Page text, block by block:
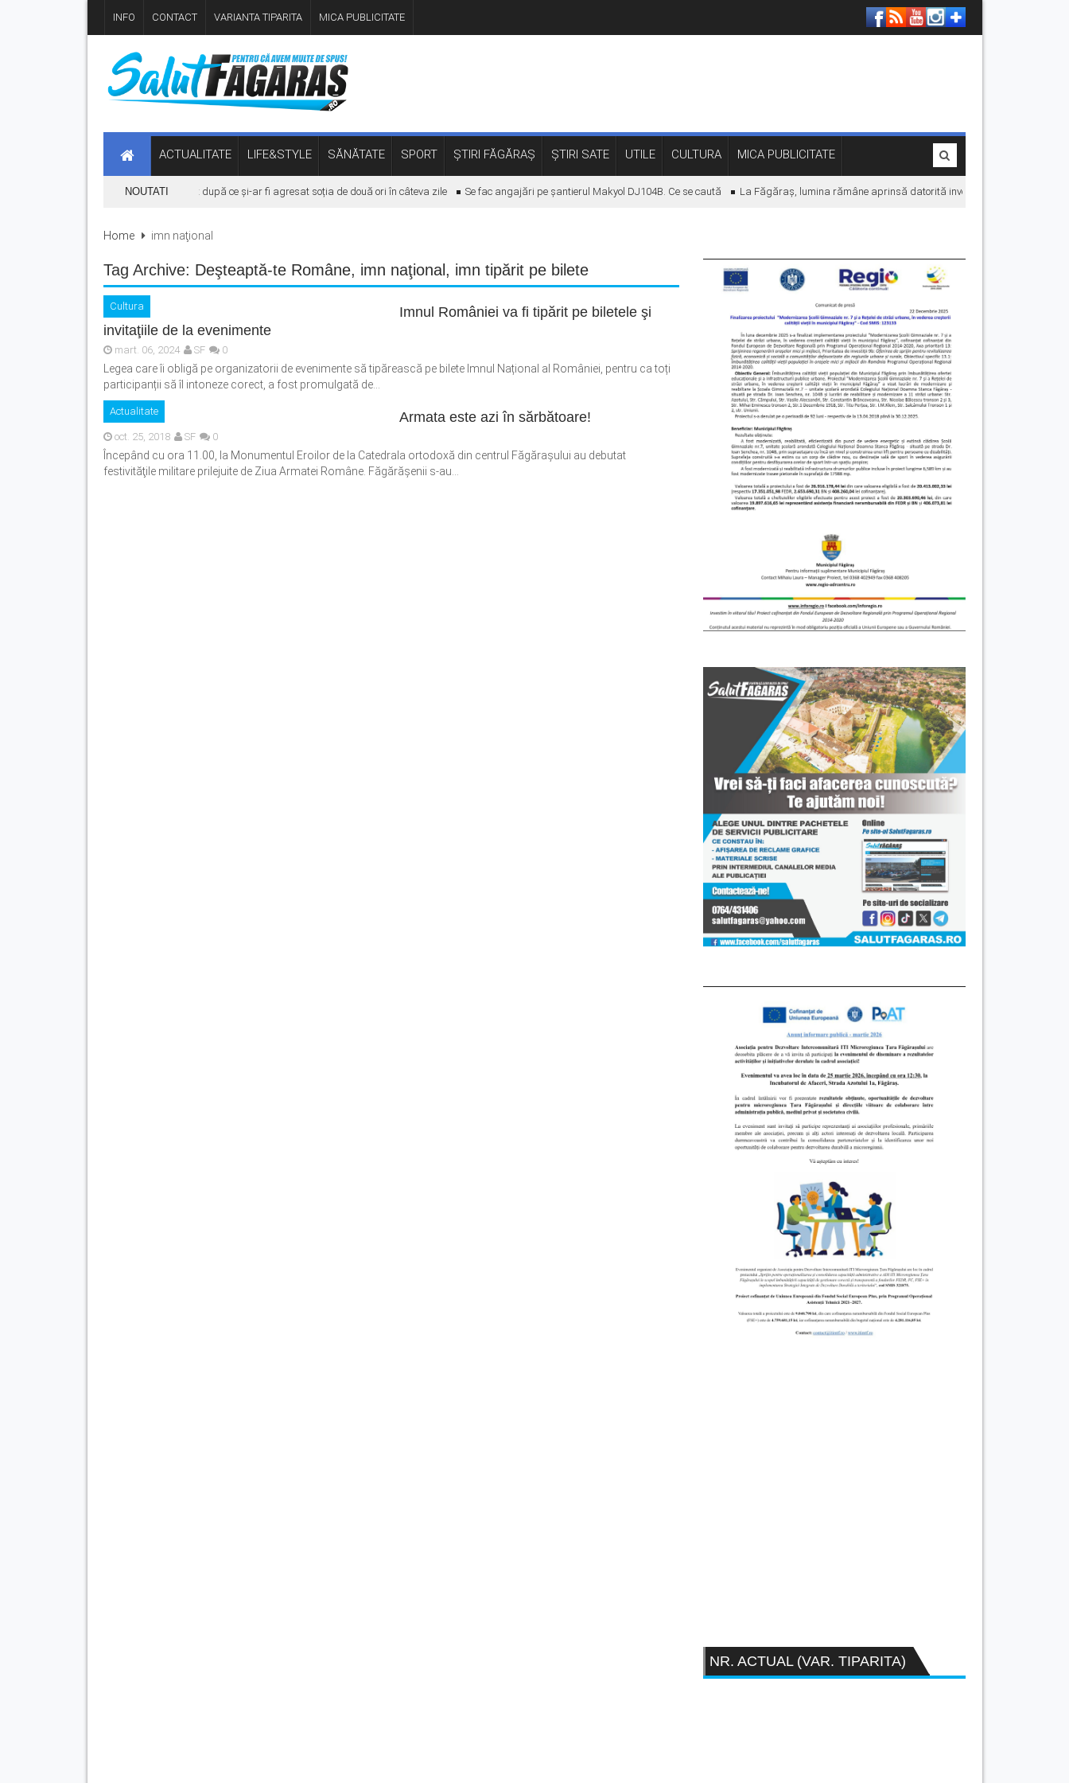
INFO CONTACT VARIANTA TIPARITA MICA PUBLICITATE
ACTUALITATE LIFE&STYLE SĂNĂTATE SPORT ȘTIRI FĂGĂRAȘ ȘTIRI SATE UTILE CULTURA MICA PUBLICITATE
NOUTATI
Bărbat din Victoria, reținut după ce și-ar fi agresat soția de două ori în câteva zile Se fac angajări pe șantierul Makyol DJ104B. Ce se caută La Făgăraș, lumina rămâne aprinsă datorită investițiilor în energie.
Home imn naţional
Tag Archive: Deşteaptă-te Române, imn naţional, imn tipărit pe bilete
Cultura
Imnul României va fi tipărit pe biletele şi
invitaţiile de la evenimente
mart. 06, 2024 SF 0
Legea care îi obligă pe organizatorii de evenimente să tipărească pe bilete Imnul Național al României, pentru ca toți
participanții să îl intoneze corect, a fost promulgată de...
Actualitate Armata este azi în sărbătoare!
oct. 25, 2018 SF 0
Începând cu ora 11.00, la Monumentul Eroilor de la Catedrala ortodoxă din centrul Făgăraşului au debutat
festivităţile militare prilejuite de Ziua Armatei Române. Făgărăşenii s-au...
NR. ACTUAL (VAR. TIPARITA)